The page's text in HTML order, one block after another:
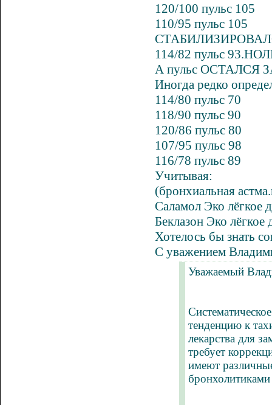
120/100 пульс 105
110/95 пульс 105
114/82 пульс 93.
А пульс
Иногда редко
114/80 пульс 70
118/90 пульс 90
120/86 пульс 80
107/95 пульс 98
116/78 пульс 89
Учитывая:
(бронхиальная астма
Саламол Эко лёгкое
Беклазон Эко лёгкое
Хотелось бы знать
С уважением
Уважаемый
тенденцию к
лекарства для
требует
имеют